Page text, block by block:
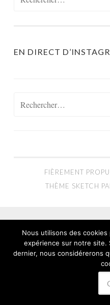
EN DIRECT
FIÈREMENT
THÈME SKETCH
Nous utilisons des
expérience sur notre site.
dernier, nous considérerons